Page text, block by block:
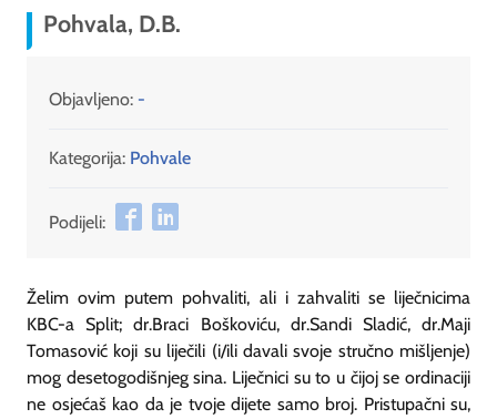
Pohvala, D.B.
Objavljeno: -
Kategorija: Pohvale
Podijeli:
​​​​​Želim ovim putem pohvaliti, ali i zahvaliti se liječnicima
KBC-a Split; dr.Braci Boškoviću, dr.Sandi Sladić, dr.Maji
Tomasović koji su liječili (i/ili davali svoje stručno mišljenje)
mog desetogodišnjeg sina. Liječnici su to u čijoj se ordinaciji
ne osjećaš kao da je tvoje dijete samo broj. Pristupačni su,